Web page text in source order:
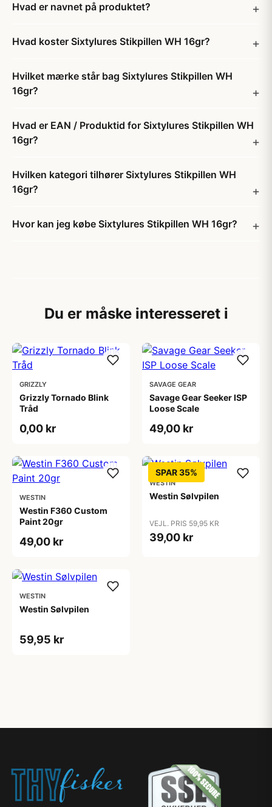
Hvad er navnet på produktet?
Hvad koster Sixtylures Stikpillen WH 16gr?
Hvilket mærke står bag Sixtylures Stikpillen WH
16gr?
Hvad er EAN / Produktid for Sixtylures Stikpillen WH
16gr?
Hvilken kategori tilhører Sixtylures Stikpillen WH
16gr?
Hvor kan jeg købe Sixtylures Stikpillen WH 16gr?
Du er måske interesseret i
GRIZZLY
Grizzly Tornado Blink
Tråd
0,00 kr
SAVAGE GEAR
Savage Gear Seeker ISP
Loose Scale
49,00 kr
WESTIN
Westin F360 Custom
Paint 20gr
49,00 kr
SPAR 35%
WESTIN
Westin Sølvpilen
VEJL. PRIS 59,95 KR
39,00 kr
WESTIN
Westin Sølvpilen
59,95 kr